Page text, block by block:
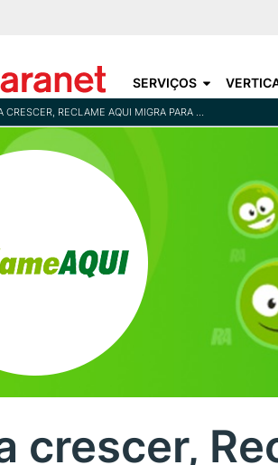
SERVIÇOS
PARA CRESCER, RECLAME AQUI MIGRA PARA AWS
crescer,